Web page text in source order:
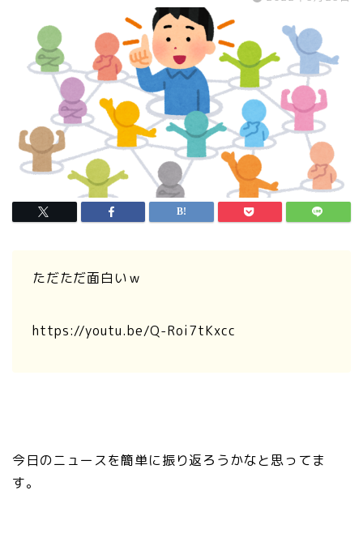
ただただ面白いｗ
https://youtu.be/Q-Roi7tKxcc
今日のニュースを簡単に振り返ろうかなと思ってま
す。